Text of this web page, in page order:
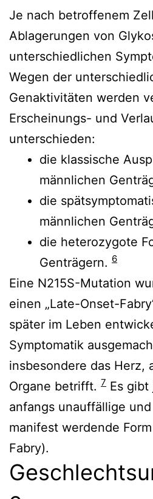
Je nach betroffenem
Ablagerungen von
unterschiedlichen
Wegen der
Genaktivitäten werden
Erscheinungs- und
unterschieden:
die klassische
männlichen
die
männlichen
die heterozygote
Genträgern. 6
Eine N215S-Mutation
einen „Late-Onset-
später im Leben
Symptomatik
insbesondere das Herz,
Organe betrifft. 7 Es
anfangs unauffällige
manifest werdende
Fabry).